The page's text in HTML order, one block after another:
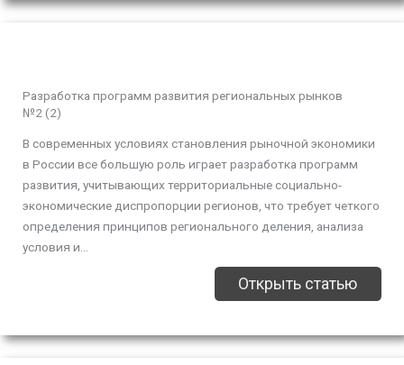
Разработка программ развития региональных рынков
№2 (2)
В современных условиях становления рыночной экономики
в России все большую роль играет разработка программ
развития, учитывающих территориальные социально-
экономические диспропорции регионов, что требует четкого
определения принципов регионального деления, анализа
условия и...
Открыть статью